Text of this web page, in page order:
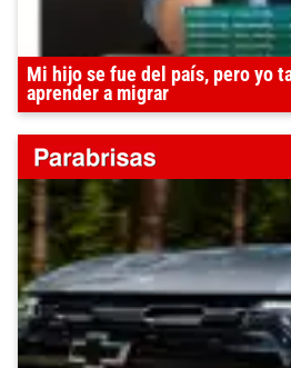
Mi hijo se fue del país, pero yo
aprender a migrar